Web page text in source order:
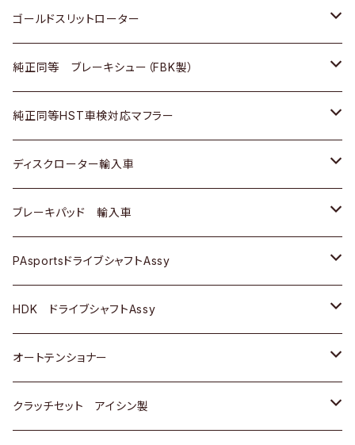
三菱ふそう
ＢＭＷ
三菱ふそう
その他
スバル
マツダ
三菱
スバル
三菱
ダイハツ
マツダ
三菱
スバル
日産
いすゞ
ダイハツ
マツダ
三菱
スバル
ＢＥＮＺ
スズキ
日産
ダイハツ
マツダ
三菱
スバル
ホンダ
日産
いすゞ
ダイハツ
マツダ
三菱
スバル
トヨタ
ホンダ
スズキ
日産
ダイハツ
マツダ
三菱
スバル
ゴールドスリットローター
トヨタ
ホンダ
スズキ
日産
ダイハツ
マツダ
三菱
スバル
純正同等 ブレーキシュー（FBK製）
ホンダ
スズキ
日産
ダイハツ
マツダ
三菱
スバル
純正同等HST車検対応マフラー
トヨタ
ホンダ
スズキ
日産
いすゞ
ダイハツ
ディスクローター輸入車
ＡＵＤＩ
ＢＥＮＺ
ＢＭＷ
GOLF
ＷＡＧＥＮ
ブレーキパッド 輸入車
ＢＥＮＺ
ＢＭＷ
ＷＡＧＥＮ
ＶＯＬＶＯ
PAsportsドライブシャフトAssy
トヨタ
ホンダ
スズキ
HDK ドライブシャフトAssy
スズキ
ダイハツ
オートテンショナー
トヨタ
クラッチセット アイシン製